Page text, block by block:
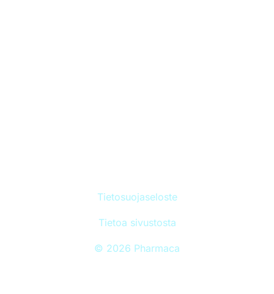
Tietosuojaseloste
Tietoa sivustosta
© 2026 Pharmaca